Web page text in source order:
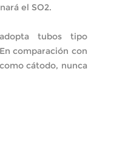
el SO2.
adopta tubos tipo
comparación con
cátodo, nunca